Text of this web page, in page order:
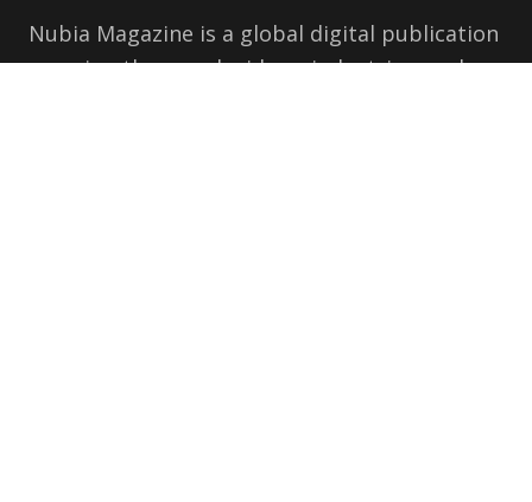
Nubia Magazine is a global digital publication
covering the people, ideas, industries, and